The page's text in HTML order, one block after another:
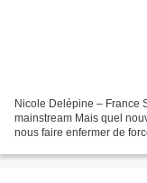
Nicole Delépine – France
mainstream Mais quel
nous faire enfermer de